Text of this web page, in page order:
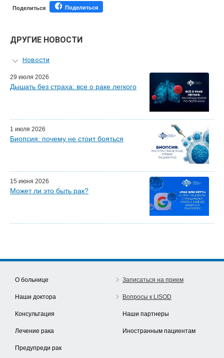
Поделиться Поделиться
ДРУГИЕ НОВОСТИ
Новости
Персональный гид
Мастер-классы для врачей
Наши партнеры
29 июля 2026
Дышать без страха: все о раке легкого
1 июля 2026
Биопсия: почему не стоит бояться
15 июня 2026
Может ли это быть рак?
О больнице
Наши доктора
Консультация
Лечение рака
Предупреди рак
Записаться на прием
Вопросы к LISOD
Наши партнеры
Иностранным пациентам